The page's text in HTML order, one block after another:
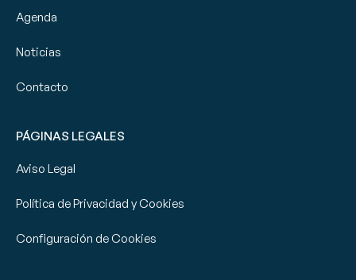
Agenda
Noticias
Contacto
PÁGINAS LEGALES
Aviso Legal
Política de Privacidad y Cookies
Configuración de Cookies